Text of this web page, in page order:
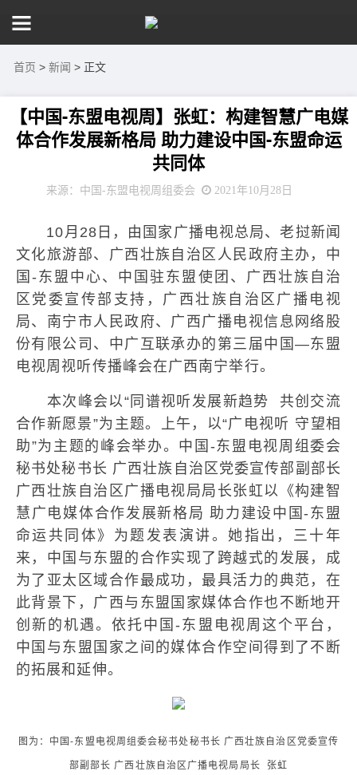
首页 > 新闻 > 正文
【中国-东盟电视周】张虹：构建智慧广电媒
体合作发展新格局 助力建设中国-东盟命运
共同体
来源：中国-东盟电视周组委会 2021年10月28日
10月28日，由国家广播电视总局、老挝新闻
文化旅游部、广西壮族自治区人民政府主办，中
国-东盟中心、中国驻东盟使团、广西壮族自治
区党委宣传部支持，广西壮族自治区广播电视
局、南宁市人民政府、广西广播电视信息网络股
份有限公司、中广互联承办的第三届中国—东盟
电视周视听传播峰会在广西南宁举行。
本次峰会以“同谱视听发展新趋势 共创交流
合作新愿景”为主题。上午，以“广电视听 守望相
助”为主题的峰会举办。中国-东盟电视周组委会
秘书处秘书长 广西壮族自治区党委宣传部副部长
广西壮族自治区广播电视局局长张虹以《构建智
慧广电媒体合作发展新格局 助力建设中国-东盟
命运共同体》为题发表演讲。她指出，三十年
来，中国与东盟的合作实现了跨越式的发展，成
为了亚太区域合作最成功，最具活力的典范，在
此背景下，广西与东盟国家媒体合作也不断地开
创新的机遇。依托中国-东盟电视周这个平台，
中国与东盟国家之间的媒体合作空间得到了不断
的拓展和延伸。
图为：中国-东盟电视周组委会秘书处秘书长 广西壮族自治区党委宣传
部副部长 广西壮族自治区广播电视局局长 张虹